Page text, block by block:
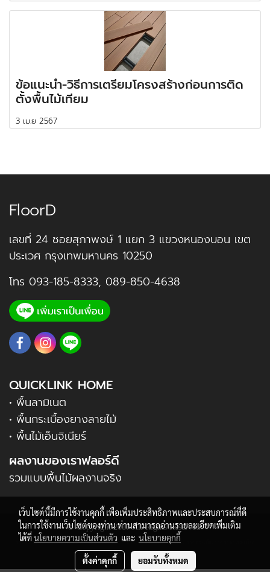
ข้อแนะนำ-วิธีการเตรียมโครงสร้างก่อนการติด
ตั้งพื้นไม้เทียม
3 เม.ย 2567
FloorD
เลขที่ 24 ซอยสุภาพงษ์ 1 แยก 3 แขวงหนองบอน เขต
ประเวศ กรุงเทพมหานคร 10250
โทร 093-185-8333, 089-850-4638
QUICKLINK HOME
• พื้นลามิเนต
• พื้นกระเบื้องยางลายไม้
• พื้นไม้เอ็นจิเนียร์
ผลงานของเราฟลอร์ดี
รวมแบบพื้นไม้ผลงานจริง
© Copyright 2017 All Rights Reserved
ราคา กระเบื้อง ยาง กระเบื้องยาง ราคา กระเบื้อง ยาง กระเบื้องยาง ราคา กระเบื้อง ยาง กระเบื้องยาง ราคา กระเบื้อง
เว็บไซต์นี้มีการใช้งานคุกกี้ เพื่อเพิ่มประสิทธิภาพและประสบการณ์ที่ดี
ในการใช้งานเว็บไซต์ของท่าน ท่านสามารถอ่านรายละเอียดเพิ่มเติม
ได้ที่นโยบายความเป็นส่วนตัว และ นโยบายคุกกี้
ตั้งค่าคุกกี้ ยอมรับทั้งหมด